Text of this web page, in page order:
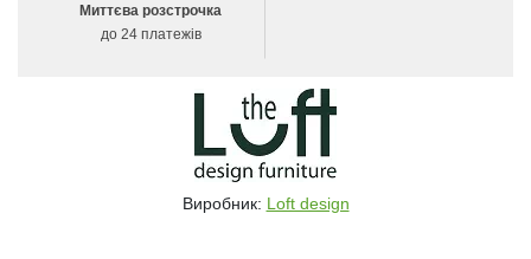
Миттєва розстрочка
до 24 платежів
Виробник: Loft design